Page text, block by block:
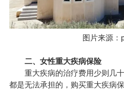
图片来源：
二、女性重大疾病保险
重大疾病的治疗费用少则几十
都是无法承担的，购买重大疾病